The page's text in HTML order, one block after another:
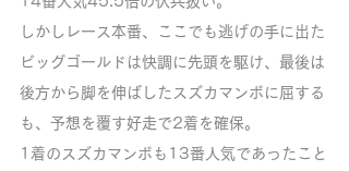
しかしレース本番、ここでも逃げの手に出た
ビッグゴールドは快調に先頭を駆け、最後は
後方から脚を伸ばしたスズカマンボに屈する
も、予想を覆す好走で2着を確保。
1着のスズカマンボも13番人気であったこと